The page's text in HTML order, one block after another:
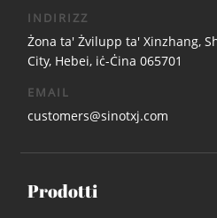
INDIRIZZ
Żona ta' Żvilupp ta' Xinzhang,
City, Hebei, iċ-Ċina 065701
EMAIL
customers@sinotxj.com
Prodotti